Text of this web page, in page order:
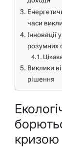
часи
Інновації
розумних
Виклики
рішення
кризою